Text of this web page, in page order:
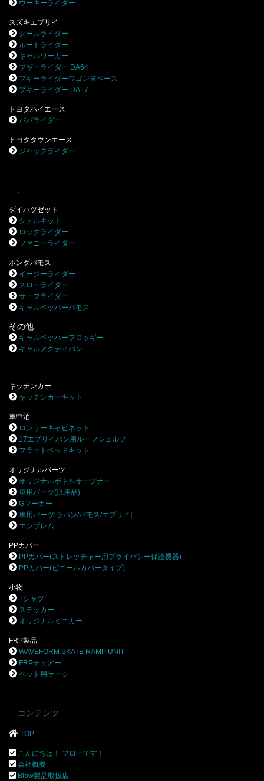
ウーキーライダー
スズキエブリイ
クールライダー
ルートライダー
キャルワーカー
ブギーライダー DA64
ブギーライダーワゴン車ベース
ブギーライダー DA17
トヨタハイエース
パパライダー
トヨタタウンエース
ジャックライダー
.
ダイハツゼット
シェルキット
ロックライダー
ファニーライダー
ホンダバモス
イージーライダー
スローライダー
サーフライダー
キャルペッパーバモス
その他
キャルペッパーフロッギー
キャルアクティバン
キッチンカー
キッチンカーキット
車中泊
ロンリーキャビネット
17エブリイバン用ルーフシェルフ
フラットベッドキット
オリジナルパーツ
オリジナルボトルオープナー
車用パーツ(汎用品)
Gマーカー
車用パーツ[ラパン/バモス/エブリイ]
エンブレム
PPカバー
PPカバー(ストレッチャー用プライバシー保護機器)
PPカバー(ビニールカバータイプ)
小物
Tシャツ
ステッカー
オリジナルミニカー
FRP製品
WAVEFORM SKATE RAMP UNIT
FRPチェアー
ペット用ケージ
コンテンツ
TOP
こんにちは！ ブローです！
会社概要
Blow製品取扱店